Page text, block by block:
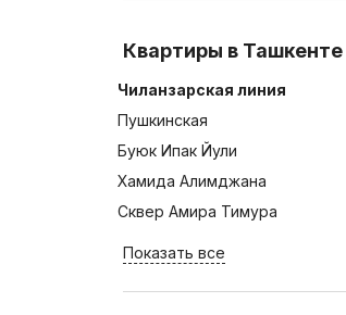
Квартиры в
Чиланзарская линия
Пушкинская
Буюк Ипак Йули
Хамида Алимджана
Сквер Амира Тимура
Показать все